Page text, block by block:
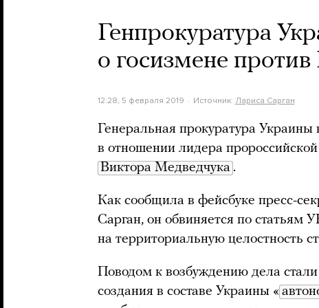
Генпрокуратура
о госизмене
12:28, 5 февраля 2019 Источник: Лариса Сарган
Генеральная прокуратура Украины
в отношении лидера
Виктора Медведчука .
Как сообщила в фейсбуке пресс-
Сарган, он обвиняется по статьям
на территориальную целостность
Поводом к возбуждению дела стали
создания в составе Украины «